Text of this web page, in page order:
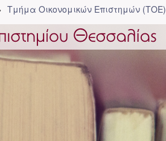
Τμήμα Οικονομικών Επιστημών (ΤΟΕ)